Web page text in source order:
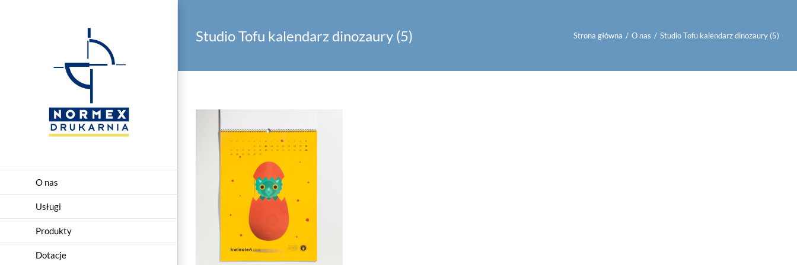
O nas
Usługi
Produkty
Dotacje
Studio Tofu kalendarz dinozaury (5) Strona główna / O nas / Studio Tofu kalendarz dinozaury (5)